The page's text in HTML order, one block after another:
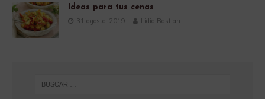
Ideas para tus cenas
31 agosto, 2019 Lidia Bastian